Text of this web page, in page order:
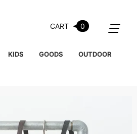
CART 0
KIDS GOODS OUTDOOR